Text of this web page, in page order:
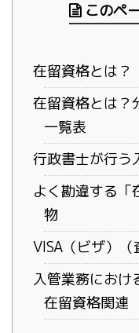
このペ
在留資格とは？
在留資格とは？
一覧表
行政書士が行う
よく勘違する「
物
VISA（ビザ）（
入管業務におけ
在留資格関連